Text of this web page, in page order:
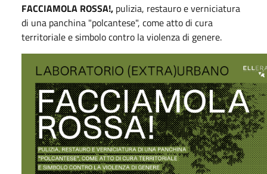
FACCIAMOLA ROSSA!, pulizia, restauro e verniciatura
di una panchina "polcantese", come atto di cura
territoriale e simbolo contro la violenza di genere.